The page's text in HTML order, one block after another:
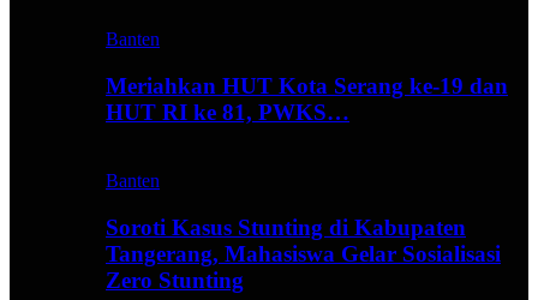
Banten
Meriahkan HUT Kota Serang ke-19 dan
HUT RI ke 81, PWKS…
Banten
Soroti Kasus Stunting di Kabupaten
Tangerang, Mahasiswa Gelar Sosialisasi
Zero Stunting